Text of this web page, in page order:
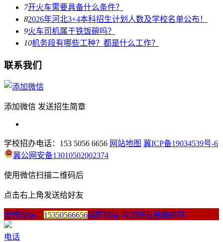
7开火车需要具备什么条件？
82026年河北3+4本科招生计划人数及学校名单公布！
9火车司机属于铁饭碗吗？
10机务段有哪些工种？都是什么工作？
联系我们
添加微信 发送招生简章
学校招办电话：153 5056 6656 网站地图 冀ICP备19034539号-6
冀公网安备13010502002374
使用微信扫描二维码后
点击右上角发送给好友
老师微信： 15350566656跳转微信 添加好友粘贴即可
电话